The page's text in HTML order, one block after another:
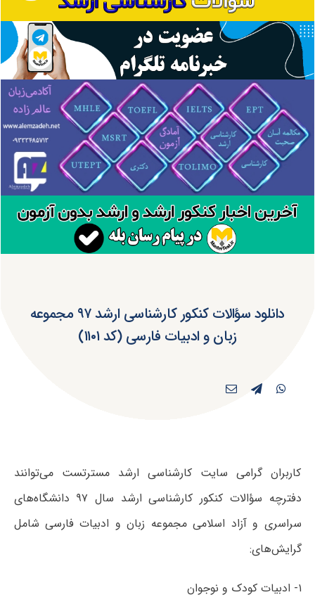
دانلود سؤالات کنکور کارشناسی ارشد ۹۷ مجموعه
زبان و ادبیات فارسی (کد ۱۱۰۱)
کاربران گرامی سایت کارشناسی ارشد مسترتست می‌توانند
دفترچه سؤالات کنکور کارشناسی ارشد سال ۹۷ دانشگاه‌های
سراسری و آزاد اسلامی مجموعه زبان و ادبیات فارسی شامل
گرایش‌های:
۱- ادبیات کودک و نوجوان